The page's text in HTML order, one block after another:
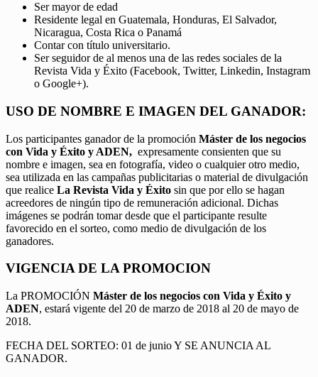
Ser mayor de edad
Residente legal en Guatemala, Honduras, El Salvador,
Nicaragua, Costa Rica o Panamá
Contar con título universitario.
Ser seguidor de al menos una de las redes sociales de la
Revista Vida y Éxito (Facebook, Twitter, Linkedin, Instagram
o Google+).
USO DE NOMBRE E IMAGEN DEL GANADOR:
Los participantes ganador de la promoción Máster de los negocios
con Vida y Éxito y ADEN, expresamente consienten que su
nombre e imagen, sea en fotografía, video o cualquier otro medio,
sea utilizada en las campañas publicitarias o material de divulgación
que realice La Revista Vida y Éxito sin que por ello se hagan
acreedores de ningún tipo de remuneración adicional. Dichas
imágenes se podrán tomar desde que el participante resulte
favorecido en el sorteo, como medio de divulgación de los
ganadores.
VIGENCIA DE LA PROMOCION
La PROMOCIÓN Máster de los negocios con Vida y Éxito y
ADEN, estará vigente del 20 de marzo de 2018 al 20 de mayo de
2018.
FECHA DEL SORTEO: 01 de junio Y SE ANUNCIA AL
GANADOR.